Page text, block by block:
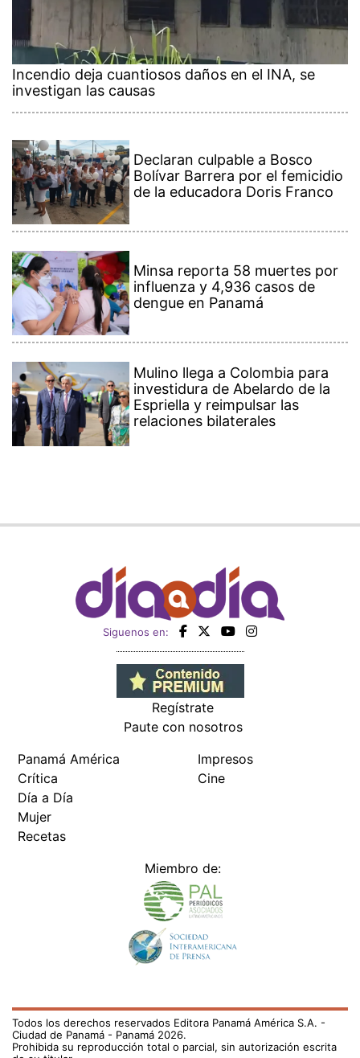
Incendio deja cuantiosos daños en el INA, se
investigan las causas
Declaran culpable a Bosco
Bolívar Barrera por el femicidio
de la educadora Doris Franco
Minsa reporta 58 muertes por
influenza y 4,936 casos de
dengue en Panamá
Mulino llega a Colombia para
investidura de Abelardo de la
Espriella y reimpulsar las
relaciones bilaterales
Siguenos en:
Regístrate
Paute con nosotros
Panamá América
Crítica
Día a Día
Mujer
Recetas
Impresos
Cine
Miembro de:
Todos los derechos reservados Editora Panamá América S.A. -
Ciudad de Panamá - Panamá 2026.
Prohibida su reproducción total o parcial, sin autorización escrita